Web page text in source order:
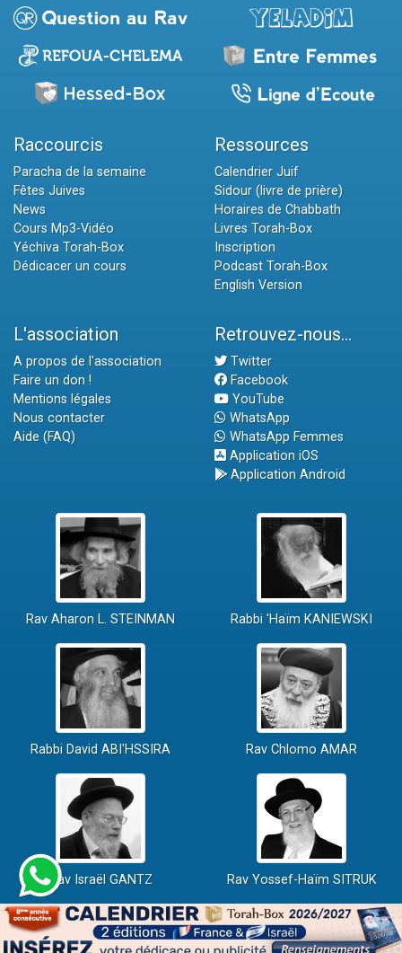
Raccourcis
Paracha de la semaine
Fêtes Juives
News
Cours Mp3-Vidéo
Yéchiva Torah-Box
Dédicacer un cours
Ressources
Calendrier Juif
Sidour (livre de prière)
Horaires de Chabbath
Livres Torah-Box
Inscription
Podcast Torah-Box
English Version
L'association
A propos de l'association
Faire un don !
Mentions légales
Nous contacter
Aide (FAQ)
Retrouvez-nous...
Twitter
Facebook
YouTube
WhatsApp
WhatsApp Femmes
Application iOS
Application Android
Rav Aharon L. STEINMAN Rabbi 'Haïm KANIEWSKI
Rabbi David ABI'HSSIRA Rav Chlomo AMAR
Rav Israël GANTZ Rav Yossef-Haïm SITRUK